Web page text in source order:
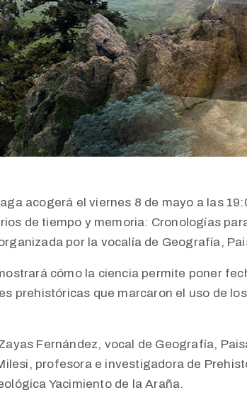
acogerá el viernes 8 de mayo a las
de tiempo y memoria: Cronologías
por la vocalía de Geografía,
cómo la ciencia permite poner
prehistóricas que marcaron el uso de
Fernández, vocal de Geografía,
profesora e investigadora de
Yacimiento de la Araña.